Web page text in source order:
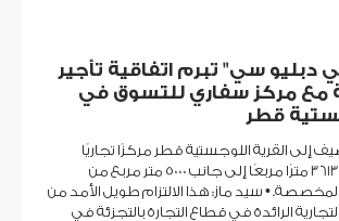
سي" تبرم اتفاقية تأجير
15 سنة مع مركز سفاري للتسوق في
قطر
إلى القرية اللوجستية قطر مركزًا تجاريًا
للتسوق بمساحة 3613 مترًا مربعًا إلى جانب 5000 متر مربع من
• سيد ماز: هذا الالتزام طويل الأمد من
الرائدة في قطاع التجارة بالتجزئة في